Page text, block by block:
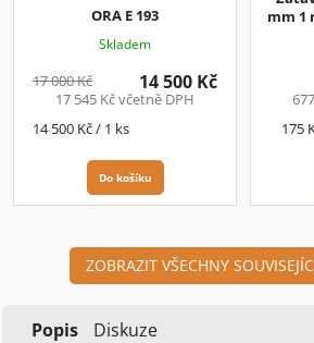
ORA E 193
Skladem
17 000 Kč
17 545 Kč včetně DPH
14 500 Kč
Měrná
14 500 Kč / 1 ks
Do košíku
175
ZOBRAZIT VŠECHNY
Popis Diskuze